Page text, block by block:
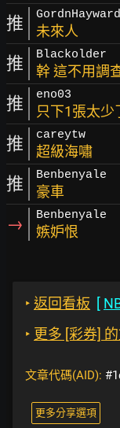
推 GordnHayward
未來人
推 Blackolder
幹 這不用調
推 eno03
只下1張太少
推 careytw
超級海嘯
推 Benbenyale
豪車
→ Benbenyale
嫉妒恨
‣ 返回看板 [
‣ 更多 [彩券]
文章代碼(AID):
更多分享選項